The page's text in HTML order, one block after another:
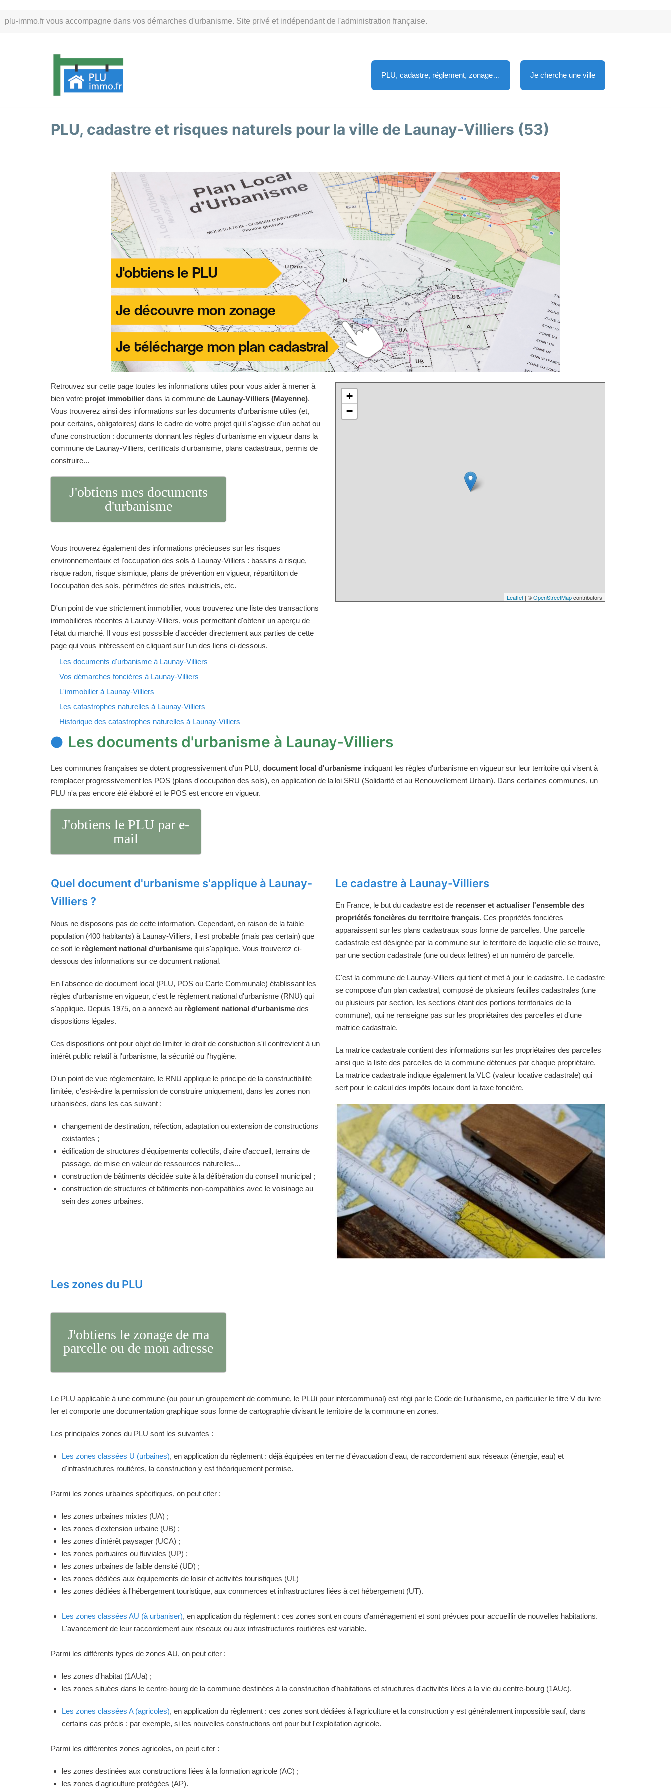
plu-immo.fr vous accompagne dans vos démarches d'urbanisme. Site privé et indépendant de l'administration française.
au
PLU, cadastre, réglement, zonage… Je cherche une ville
PLU, cadastre et risques naturels pour la ville de Launay-Villiers (53)
Retrouvez sur cette page toutes les informations utiles pour vous aider à mener à
bien votre projet immobilier dans la commune de Launay-Villiers (Mayenne).
Vous trouverez ainsi des informations sur les documents d'urbanisme utiles (et,
pour certains, obligatoires) dans le cadre de votre projet qu'il s'agisse d'un achat ou
d'une construction : documents donnant les règles d'urbanisme en vigueur dans la
commune de Launay-Villiers, certificats d'urbanisme, plans cadastraux, permis de
construire...
J'obtiens mes documents
d'urbanisme
Vous trouverez également des informations précieuses sur les risques
environnementaux et l'occupation des sols à Launay-Villiers : bassins à risque,
risque radon, risque sismique, plans de prévention en vigueur, répartititon de
l'occupation des sols, périmètres de sites industriels, etc.
D'un point de vue strictement immobilier, vous trouverez une liste des transactions
immobilières récentes à Launay-Villiers, vous permettant d'obtenir un aperçu de
l'état du marché. Il vous est posssible d'accéder directement aux parties de cette
page qui vous intéressent en cliquant sur l'un des liens ci-dessous.
Les documents d'urbanisme à Launay-Villiers
Vos démarches foncières à Launay-Villiers
L'immobilier à Launay-Villiers
Les catastrophes naturelles à Launay-Villiers
Historique des catastrophes naturelles à Launay-Villiers
+
−
Leaflet | ©OpenStreetMapcontributors
Les documents d'urbanisme à Launay-Villiers
Les communes françaises se dotent progressivement d'un PLU, document local d'urbanisme indiquant les règles d'urbanisme en vigueur sur leur territoire qui visent à
remplacer progressivement les POS (plans d'occupation des sols), en application de la loi SRU (Solidarité et au Renouvellement Urbain). Dans certaines communes, un
PLU n'a pas encore été élaboré et le POS est encore en vigueur.
J'obtiens le PLU par e-
mail
Quel document d'urbanisme s'applique à Launay-
Villiers ?
Nous ne disposons pas de cette information. Cependant, en raison de la faible
population (400 habitants) à Launay-Villiers, il est probable (mais pas certain) que
ce soit le règlement national d'urbanisme qui s'applique. Vous trouverez ci-
dessous des informations sur ce document national.
En l'absence de document local (PLU, POS ou Carte Communale) établissant les
règles d'urbanisme en vigueur, c'est le règlement national d'urbanisme (RNU) qui
s'applique. Depuis 1975, on a annexé au règlement national d'urbanisme des
dispositions légales.
Ces dispositions ont pour objet de limiter le droit de constuction s'il contrevient à un
intérêt public relatif à l'urbanisme, la sécurité ou l'hygiène.
D'un point de vue règlementaire, le RNU applique le principe de la constructibilité
limitée, c'est-à-dire la permission de construire uniquement, dans les zones non
urbanisées, dans les cas suivant :
changement de destination, réfection, adaptation ou extension de constructions
existantes ;
édification de structures d'équipements collectifs, d'aire d'accueil, terrains de
passage, de mise en valeur de ressources naturelles...
construction de bâtiments décidée suite à la délibération du conseil municipal ;
construction de structures et bâtiments non-compatibles avec le voisinage au
sein des zones urbaines.
Le cadastre à Launay-Villiers
En France, le but du cadastre est de recenser et actualiser l'ensemble des
propriétés foncières du territoire français. Ces propriétés foncières
apparaissent sur les plans cadastraux sous forme de parcelles. Une parcelle
cadastrale est désignée par la commune sur le territoire de laquelle elle se trouve,
par une section cadastrale (une ou deux lettres) et un numéro de parcelle.
C'est la commune de Launay-Villiers qui tient et met à jour le cadastre. Le cadastre
se compose d'un plan cadastral, composé de plusieurs feuilles cadastrales (une
ou plusieurs par section, les sections étant des portions territoriales de la
commune), qui ne renseigne pas sur les propriétaires des parcelles et d'une
matrice cadastrale.
La matrice cadastrale contient des informations sur les propriétaires des parcelles
ainsi que la liste des parcelles de la commune détenues par chaque propriétaire.
La matrice cadastrale indique également la VLC (valeur locative cadastrale) qui
sert pour le calcul des impôts locaux dont la taxe foncière.
Les zones du PLU
J'obtiens le zonage de ma
parcelle ou de mon adresse
Le PLU applicable à une commune (ou pour un groupement de commune, le PLUi pour intercommunal) est régi par le Code de l'urbanisme, en particulier le titre V du livre
Ier et comporte une documentation graphique sous forme de cartographie divisant le territoire de la commune en zones.
Les principales zones du PLU sont les suivantes :
Les zones classées U (urbaines), en application du règlement : déjà équipées en terme d'évacuation d'eau, de raccordement aux réseaux (énergie, eau) et
d'infrastructures routières, la construction y est théoriquement permise.
Parmi les zones urbaines spécifiques, on peut citer :
les zones urbaines mixtes (UA) ;
les zones d'extension urbaine (UB) ;
les zones d'intérêt paysager (UCA) ;
les zones portuaires ou fluviales (UP) ;
les zones urbaines de faible densité (UD) ;
les zones dédiées aux équipements de loisir et activités touristiques (UL)
les zones dédiées à l'hébergement touristique, aux commerces et infrastructures liées à cet hébergement (UT).
Les zones classées AU (à urbaniser), en application du règlement : ces zones sont en cours d'aménagement et sont prévues pour accueillir de nouvelles habitations.
L'avancement de leur raccordement aux réseaux ou aux infrastructures routières est variable.
Parmi les différents types de zones AU, on peut citer :
les zones d'habitat (1AUa) ;
les zones situées dans le centre-bourg de la commune destinées à la construction d'habitations et structures d'activités liées à la vie du centre-bourg (1AUc).
Les zones classées A (agricoles), en application du règlement : ces zones sont dédiées à l'agriculture et la construction y est généralement impossible sauf, dans
certains cas précis : par exemple, si les nouvelles constructions ont pour but l'exploitation agricole.
Parmi les différentes zones agricoles, on peut citer :
les zones destinées aux constructions liées à la formation agricole (AC) ;
les zones d'agriculture protégées (AP).